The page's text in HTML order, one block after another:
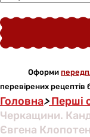
Оформи
перевірених рецептів
Головна>Перші
Черкащини.
Євгена